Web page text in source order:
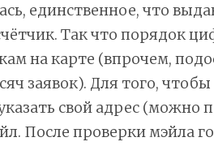
единственное, что
Так что порядок
на карте (впрочем,
заявок). Для того, чтобы
свой адрес (можно
После проверки мэйла